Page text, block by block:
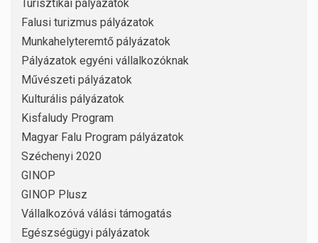
Turisztikai pályázatok
Falusi turizmus pályázatok
Munkahelyteremtő pályázatok
Pályázatok egyéni vállalkozóknak
Művészeti pályázatok
Kulturális pályázatok
Kisfaludy Program
Magyar Falu Program pályázatok
Széchenyi 2020
GINOP
GINOP Plusz
Vállalkozóvá válási támogatás
Egészségügyi pályázatok